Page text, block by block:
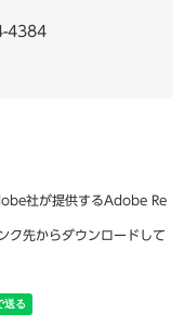
4384
社が提供するAdobe Re
ク先からダウンロードして